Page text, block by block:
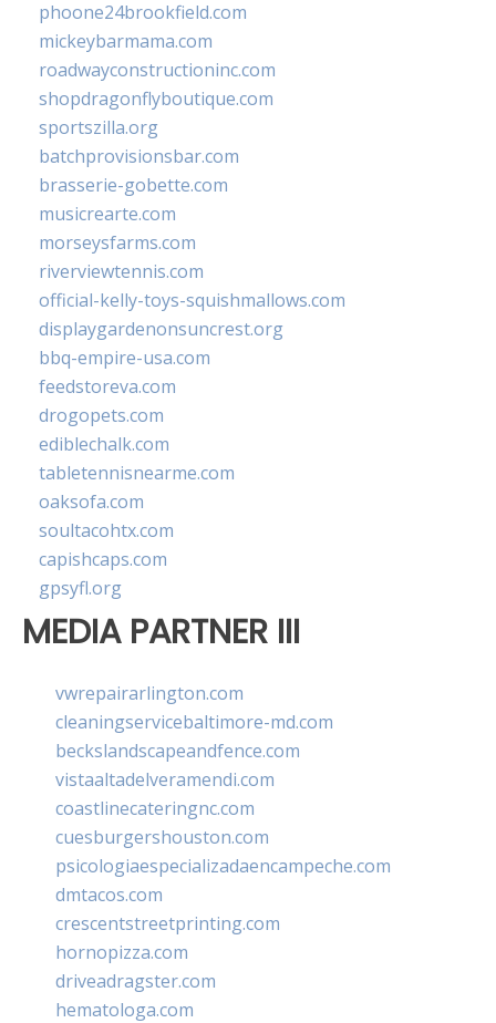
phoone24brookfield.com
mickeybarmama.com
roadwayconstructioninc.com
shopdragonflyboutique.com
sportszilla.org
batchprovisionsbar.com
brasserie-gobette.com
musicrearte.com
morseysfarms.com
riverviewtennis.com
official-kelly-toys-squishmallows.com
displaygardenonsuncrest.org
bbq-empire-usa.com
feedstoreva.com
drogopets.com
ediblechalk.com
tabletennisnearme.com
oaksofa.com
soultacohtx.com
capishcaps.com
gpsyfl.org
MEDIA PARTNER III
vwrepairarlington.com
cleaningservicebaltimore-md.com
beckslandscapeandfence.com
vistaaltadelveramendi.com
coastlinecateringnc.com
cuesburgershouston.com
psicologiaespecializadaencampeche.com
dmtacos.com
crescentstreetprinting.com
hornopizza.com
driveadragster.com
hematologa.com